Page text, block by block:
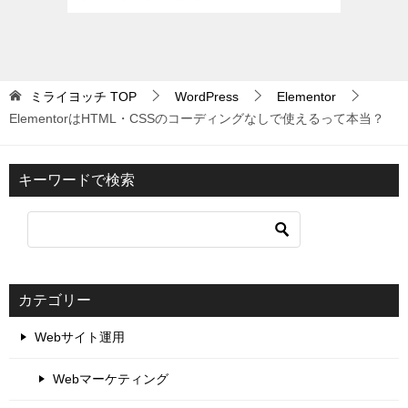
ミライヨッチ TOP WordPress
Elementor
ElementorはHTML・CSSのコーディングなしで使えるって本当？
キーワードで検索
カテゴリー
Webサイト運用
Webマーケティング